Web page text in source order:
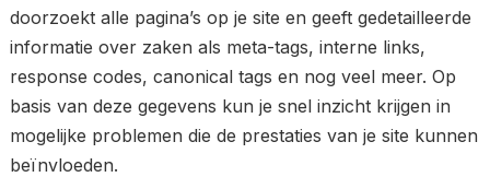
doorzoekt alle pagina’s op je site en geeft gedetailleerde
informatie over zaken als meta-tags, interne links,
response codes, canonical tags en nog veel meer. Op
basis van deze gegevens kun je snel inzicht krijgen in
mogelijke problemen die de prestaties van je site kunnen
beïnvloeden.